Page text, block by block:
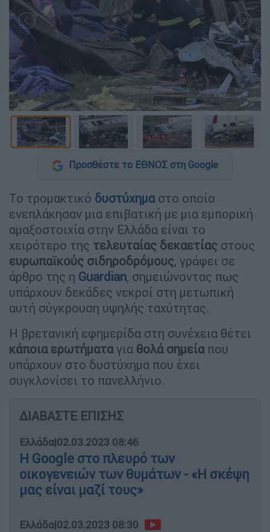
Προσθέστε το ΕΘΝΟΣ στη Google
Το τρομακτικό δυστύχημα στο οποίο
ενεπλάκησαν μια επιβατική με μια εμπορική
αμαξοστοιχία στην Ελλάδα είναι το
χειρότερο της τελευταίας δεκαετίας στους
ευρωπαϊκούς σιδηροδρόμους, γράφει σε
άρθρο της η Guardian, σημειώνοντας πως
υπάρχουν δεκάδες νεκροί στη μετωπική
αυτή σύγκρουση υψηλής ταχύτητας.
Η βρετανική εφημερίδα στη συνέχεια θέτει
κάποια ερωτήματαγια θολά σημείαπου
υπάρχουν στο δυστύχημα που έχει
συγκλονίσει το πανελλήνιο.
ΔΙΑΒΑΣΤΕ ΕΠΙΣΗΣ
Ελλάδα|02.03.2023 08:46
Η Google στο πλευρό των
οικογενειών των θυμάτων - «Η σκέψη
μας είναι μαζί τους»
Ελλάδα|02.03.2023 08:30